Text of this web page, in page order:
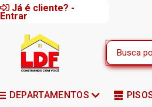
Já é cliente? -
Entrar
DEPARTAMENTOS